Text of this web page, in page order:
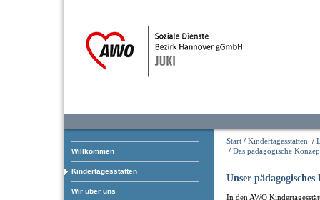
Willkommen
Kindertagesstätten
Wir über uns
Start / Kindertagesstätten /
/ Das pädagogische
Unser pädagogisches
In den AWO